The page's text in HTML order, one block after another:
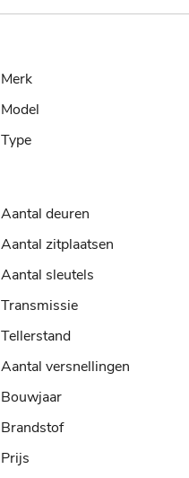
Merk
Model
Type
Aantal deuren
Aantal zitplaatsen
Aantal sleutels
Transmissie
Tellerstand
Aantal versnellingen
Bouwjaar
Brandstof
Prijs